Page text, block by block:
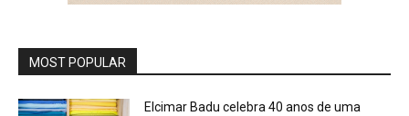
MOST POPULAR
Elcimar Badu celebra 40 anos de uma